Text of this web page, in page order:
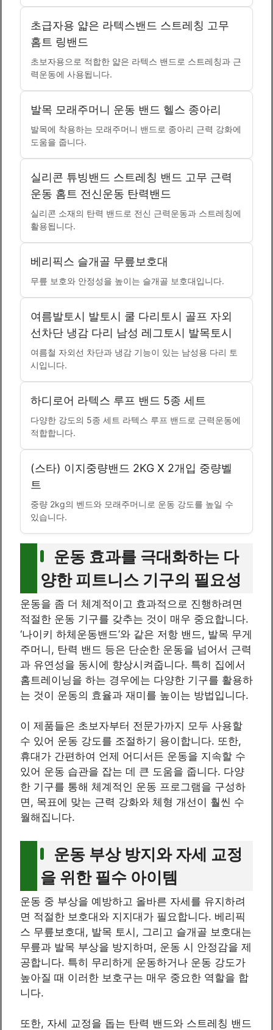
초급자용 얇은 라텍스밴드 스트레칭 고무
홈트 링밴드
초보자용으로 적합한 얇은 라텍스 밴드로 스트레칭과 근
력운동에 사용됩니다.
발목 모래주머니 운동 밴드 헬스 종아리
발목에 착용하는 모래주머니 밴드로 종아리 근력 강화에
도움을 줍니다.
실리콘 튜빙밴드 스트레칭 밴드 고무 근력
운동 홈트 전신운동 탄력밴드
실리콘 소재의 탄력 밴드로 전신 근력운동과 스트레칭에
활용됩니다.
베리픽스 슬개골 무릎보호대
무릎 보호와 안정성을 높이는 슬개골 보호대입니다.
여름발토시 발토시 쿨 다리토시 골프 자외
선차단 냉감 다리 남성 레그토시 발목토시
여름철 자외선 차단과 냉감 기능이 있는 남성용 다리 토
시입니다.
하디로어 라텍스 루프 밴드 5종 세트
다양한 강도의 5종 세트 라텍스 루프 밴드로 근력운동에
적합합니다.
(스타) 이지중량밴드 2KG X 2개입 중량벨
트
중량 2kg의 벤드와 모래주머니로 운동 강도를 높일 수
있습니다.
운동 효과를 극대화하는 다
양한 피트니스 기구의 필요성
운동을 좀 더 체계적이고 효과적으로 진행하려면
적절한 운동 기구를 갖추는 것이 매우 중요합니다.
‘나이키 하체운동밴드’와 같은 저항 밴드, 발목 무게
주머니, 탄력 밴드 등은 단순한 운동을 넘어서 근력
과 유연성을 동시에 향상시켜줍니다. 특히 집에서
홈트레이닝을 하는 경우에는 다양한 기구를 활용하
는 것이 운동의 효율과 재미를 높이는 방법입니다.
이 제품들은 초보자부터 전문가까지 모두 사용할
수 있어 운동 강도를 조절하기 용이합니다. 또한,
휴대가 간편하여 언제 어디서든 운동을 지속할 수
있어 운동 습관을 잡는 데 큰 도움을 줍니다. 다양
한 기구를 통해 체계적인 운동 프로그램을 구성하
면, 목표에 맞는 근력 강화와 체형 개선이 훨씬 수
월해집니다.
운동 부상 방지와 자세 교정
을 위한 필수 아이템
운동 중 부상을 예방하고 올바른 자세를 유지하려
면 적절한 보호대와 지지대가 필요합니다. 베리픽
스 무릎보호대, 발목 토시, 그리고 슬개골 보호대는
무릎과 발목 부상을 방지하며, 운동 시 안정감을 제
공합니다. 특히 무리하게 운동하거나 운동 강도가
높아질 때 이러한 보호구는 매우 중요한 역할을 합
니다.
또한, 자세 교정을 돕는 탄력 밴드와 스트레칭 밴드